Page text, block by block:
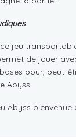
jeu
de jouer
pour, peut-
Abyss.
Abyss bienvenue